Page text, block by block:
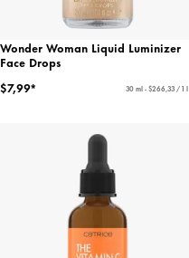
Wonder Woman Liquid Luminizer
Face Drops
$7,99*
30 ml - $266,33 / 1 l